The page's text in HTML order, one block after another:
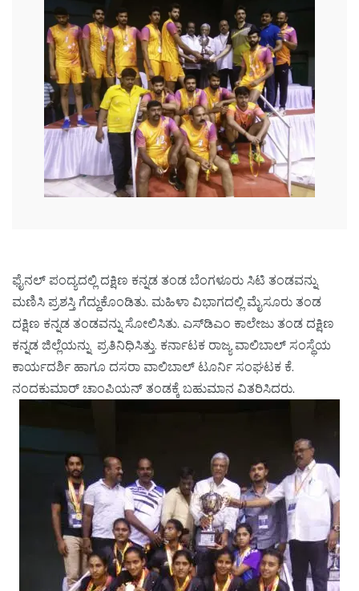
ಫೈನಲ್ ಪಂದ್ಯದಲ್ಲಿ ದಕ್ಷಿಣ ಕನ್ನಡ ತಂಡ ಬೆಂಗಳೂರು ಸಿಟಿ ತಂಡವನ್ನು
ಮಣಿಸಿ ಪ್ರಶಸ್ತಿ ಗೆದ್ದುಕೊಂಡಿತು. ಮಹಿಳಾ ವಿಭಾಗದಲ್ಲಿ ಮೈಸೂರು ತಂಡ
ದಕ್ಷಿಣ ಕನ್ನಡ ತಂಡವನ್ನು ಸೋಲಿಸಿತು. ಎಸ್‌ಡಿಎಂ ಕಾಲೇಜು ತಂಡ ದಕ್ಷಿಣ
ಕನ್ನಡ ಜಿಲ್ಲೆಯನ್ನು ಪ್ರತಿನಿಧಿಸಿತ್ತು. ಕರ್ನಾಟಕ ರಾಜ್ಯ ವಾಲಿಬಾಲ್ ಸಂಸ್ಥೆಯ
ಕಾರ್ಯದರ್ಶಿ ಹಾಗೂ ದಸರಾ ವಾಲಿಬಾಲ್ ಟೂರ್ನಿ ಸಂಘಟಕ ಕೆ.
ನಂದಕುಮಾರ್ ಚಾಂಪಿಯನ್ ತಂಡಕ್ಕೆ ಬಹುಮಾನ ವಿತರಿಸಿದರು.